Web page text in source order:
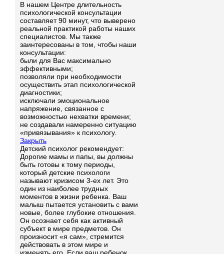
В нашем Центре длительность
психологической консультации
составляет 90 минут, что выверено
реальной практикой работы наших
специалистов. Мы также
заинтересованы в том, чтобы наши
консультации:
были для Вас максимально
эффективными;
позволяли при необходимости
осуществить этап психологической
диагностики;
исключали эмоциональное
напряжение, связанное с
возможностью нехватки времени;
не создавали намеренно ситуацию
«привязывания» к психологу.
Закрыть
Детский психолог рекомендует:
Дорогие мамы и папы, вы должны
быть готовы к тому периоды,
который детские психологи
называют кризисом 3-ех лет. Это
один из наиболее трудных
моментов в жизни ребенка. Ваш
малыш пытается установить с вами
новые, более глубокие отношения.
Он осознает себя как активный
субъект в мире предметов. Он
произносит «я сам», стремится
действовать в этом мире и